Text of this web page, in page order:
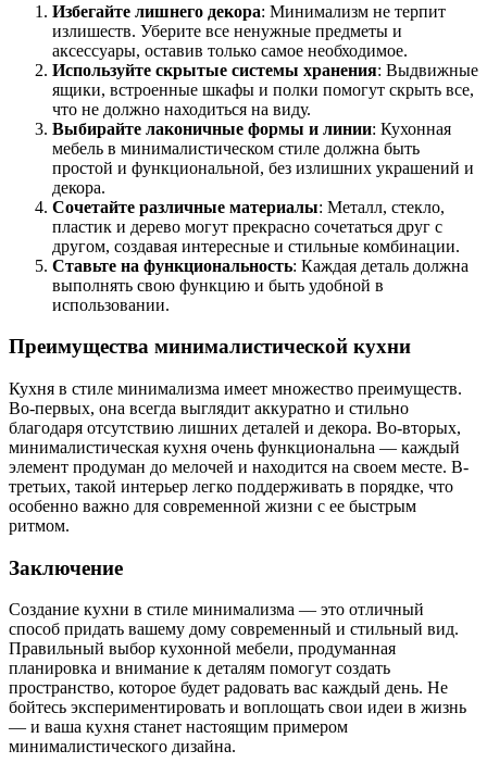
Избегайте лишнего декора: Минимализм не терпит
излишеств. Уберите все ненужные предметы и
аксессуары, оставив только самое необходимое.
Используйте скрытые системы хранения: Выдвижные
ящики, встроенные шкафы и полки помогут скрыть все,
что не должно находиться на виду.
Выбирайте лаконичные формы и линии: Кухонная
мебель в минималистическом стиле должна быть
простой и функциональной, без излишних украшений и
декора.
Сочетайте различные материалы: Металл, стекло,
пластик и дерево могут прекрасно сочетаться друг с
другом, создавая интересные и стильные комбинации.
Ставьте на функциональность: Каждая деталь должна
выполнять свою функцию и быть удобной в
использовании.
Преимущества минималистической кухни
Кухня в стиле минимализма имеет множество преимуществ.
Во-первых, она всегда выглядит аккуратно и стильно
благодаря отсутствию лишних деталей и декора. Во-вторых,
минималистическая кухня очень функциональна — каждый
элемент продуман до мелочей и находится на своем месте. В-
третьих, такой интерьер легко поддерживать в порядке, что
особенно важно для современной жизни с ее быстрым
ритмом.
Заключение
Создание кухни в стиле минимализма — это отличный
способ придать вашему дому современный и стильный вид.
Правильный выбор кухонной мебели, продуманная
планировка и внимание к деталям помогут создать
пространство, которое будет радовать вас каждый день. Не
бойтесь экспериментировать и воплощать свои идеи в жизнь
— и ваша кухня станет настоящим примером
минималистического дизайна.